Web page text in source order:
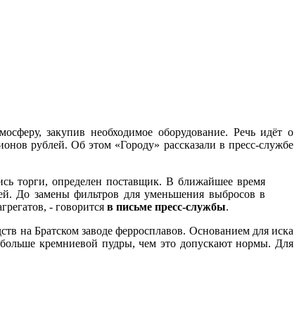
закупив необходимое оборудование. Речь идёт о
рублей. Об этом «Городу» рассказали в пресс-службе
торги, определен поставщик. В ближайшее время
До замены фильтров для уменьшения выбросов в
- говорится в письме пресс-службы.
на Братском заводе ферросплавов. Основанием для иска
больше кремниевой пудры, чем это допускают нормы. Для